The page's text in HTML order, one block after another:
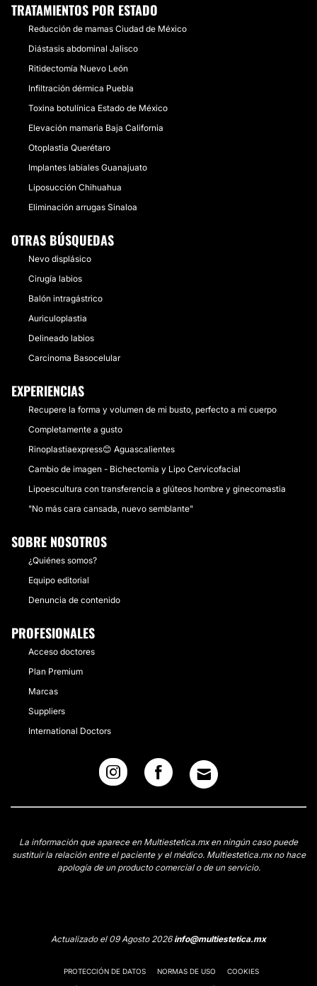
TRATAMIENTOS POR ESTADO
Reducción de mamas Ciudad de México
Diástasis abdominal Jalisco
Ritidectomía Nuevo León
Infiltración dérmica Puebla
Toxina botulínica Estado de México
Elevación mamaria Baja California
Otoplastia Querétaro
Implantes labiales Guanajuato
Liposucción Chihuahua
Eliminación arrugas Sinaloa
OTRAS BÚSQUEDAS
Nevo displásico
Cirugía labios
Balón intragástrico
Auriculoplastia
Delineado labios
Carcinoma Basocelular
EXPERIENCIAS
Recupere la forma y volumen de mi busto, perfecto a mi cuerpo
Completamente a gusto
Rinoplastiaexpress😊 Aguascalientes
Cambio de imagen - Bichectomia y Lipo Cervicofacial
Lipoescultura con transferencia a glúteos hombre y ginecomastia
"No más cara cansada, nuevo semblante"
SOBRE NOSOTROS
¿Quiénes somos?
Equipo editorial
Denuncia de contenido
PROFESIONALES
Acceso doctores
Plan Premium
Marcas
Suppliers
International Doctors
La información que aparece en Multiestetica.mx en ningún caso puede
sustituir la relación entre el paciente y el médico. Multiestetica.mx no hace
apología de un producto comercial o de un servicio.
Actualizado el 09 Agosto 2026info@multiestetica.mx
PROTECCIÓN DE DATOS NORMAS DE USO COOKIES